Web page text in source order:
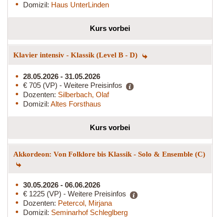
Domizil: Haus UnterLinden
Kurs vorbei
Klavier intensiv - Klassik (Level B - D)
28.05.2026 - 31.05.2026
€ 705 (VP) - Weitere Preisinfos
Dozenten: Silberbach, Olaf
Domizil: Altes Forsthaus
Kurs vorbei
Akkordeon: Von Folklore bis Klassik - Solo & Ensemble (C)
30.05.2026 - 06.06.2026
€ 1225 (VP) - Weitere Preisinfos
Dozenten: Petercol, Mirjana
Domizil: Seminarhof Schleglberg